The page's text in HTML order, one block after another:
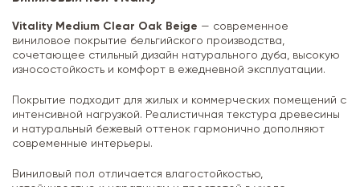
Vitality Medium Clear Oak Beige — современное
виниловое покрытие бельгийского производства,
сочетающее стильный дизайн натурального дуба, высокую
износостойкость и комфорт в ежедневной эксплуатации.
Покрытие подходит для жилых и коммерческих помещений с
интенсивной нагрузкой. Реалистичная текстура древесины
и натуральный бежевый оттенок гармонично дополняют
современные интерьеры.
Виниловый пол отличается влагостойкостью,